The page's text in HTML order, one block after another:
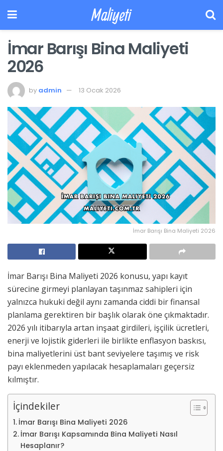
Maliyeti
İmar Barışı Bina Maliyeti
2026
by admin 13 Ocak 2026
İmar Barışı Bina Maliyeti 2026
İmar Barışı Bina Maliyeti 2026 konusu, yapı kayıt
sürecine girmeyi planlayan taşınmaz sahipleri için
yalnızca hukuki değil aynı zamanda ciddi bir finansal
planlama gerektiren bir başlık olarak öne çıkmaktadır.
2026 yılı itibarıyla artan inşaat girdileri, işçilik ücretleri,
enerji ve lojistik giderleri ile birlikte enflasyon baskısı,
bina maliyetlerini üst bant seviyelere taşımış ve risk
payı eklenmeden yapılacak hesaplamaları geçersiz
kılmıştır.
İçindekiler
İmar Barışı Bina Maliyeti 2026
İmar Barışı Kapsamında Bina Maliyeti Nasıl
Hesaplanır?